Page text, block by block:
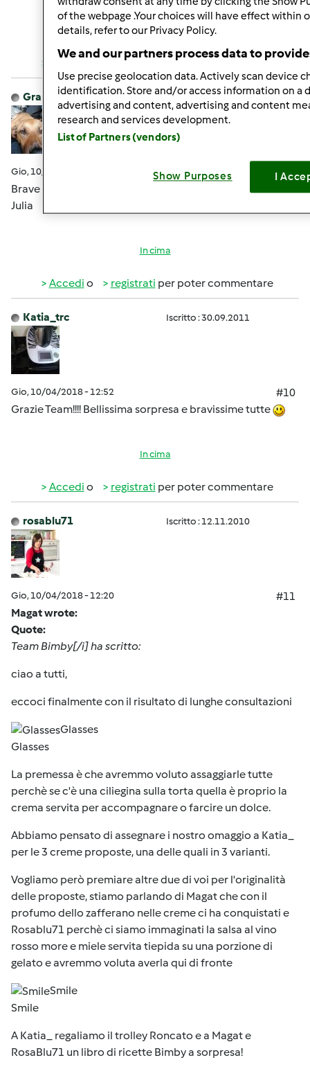
In cima
registrati per poter commentare
GrappaJulia Iscritto : 11.12.2014
Gio, 10/04/2018 - 13:04
#9
Brave 👍
Julia
In cima
Accedi o registrati per poter commentare
Katia_trc Iscritto : 30.09.2011
Gio, 10/04/2018 - 12:52
#10
Grazie Team!!!! Bellissima sorpresa e bravissime tutte
In cima
Accedi o registrati per poter commentare
rosablu71 Iscritto : 12.11.2010
Gio, 10/04/2018 - 12:20
#11
Magat wrote:
Quote:
Team Bimby[/i] ha scritto:
ciao a tutti,
eccoci finalmente con il risultato di lunghe consultazioni
Glasses
Glasses
La premessa è che avremmo voluto assaggiarle tutte
perchè se c'è una ciliegina sulla torta quella è proprio la
crema servita per accompagnare o farcire un dolce.
Abbiamo pensato di assegnare i nostro omaggio a Katia_
per le 3 creme proposte, una delle quali in 3 varianti.
Vogliamo però premiare altre due di voi per l'originalità
delle proposte, stiamo parlando di Magat che con il
profumo dello zafferano nelle creme ci ha conquistati e
Rosablu71 perchè ci siamo immaginati la salsa al vino
rosso more e miele servita tiepida su una porzione di
gelato e avremmo voluta averla qui di fronte
Smile
Smile
A Katia_ regaliamo il trolley Roncato e a Magat e
RosaBlu71 un libro di ricette Bimby a sorpresa!
of the webpage .Your choices will have effect within
details, refer to our Privacy Policy.
We and our partners process data to
Use precise geolocation data. Actively scan device
identification. Store and/or access information on a
advertising and content, advertising and content
research and services development.
List of Partners (vendors)
Show Purposes I